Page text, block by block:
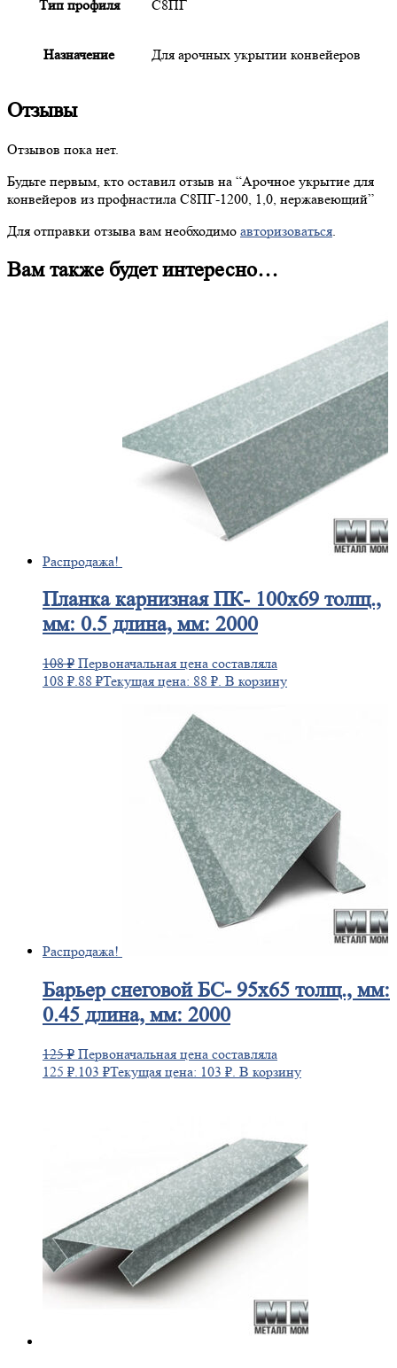
Тип профиля С8ПГ
Назначение Для арочных укрытии конвейеров
Отзывы
Отзывов пока нет.
Будьте первым, кто оставил отзыв на “Арочное укрытие для
конвейеров из профнастила С8ПГ-1200, 1,0, нержавеющий”
Для отправки отзыва вам необходимо авторизоваться
Вам также будет интересно…
Распродажа!
Планкакарнизная ПК- 100х69 толщ.,
мм: 0.5 длина, мм: 2000
108₽ Первоначальная цена составляла
108 ₽.88 ₽Текущая цена: 88 ₽. В корзину
Распродажа!
Барьерснеговой БС- 95х65 толщ., мм:
0.45 длина, мм: 2000
125₽ Первоначальная цена составляла
125 ₽.103 ₽Текущая цена: 103 ₽. В корзину